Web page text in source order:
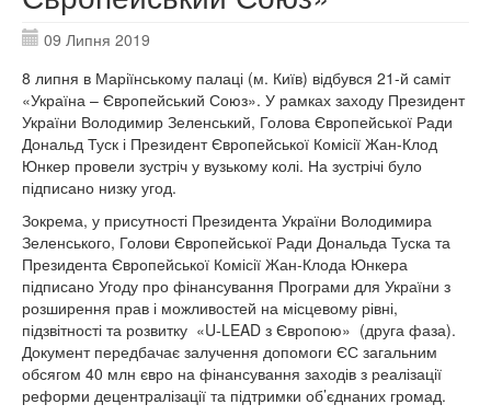
09 Липня 2019
8 липня в Маріїнському палаці (м. Київ) відбувся 21-й саміт
«Україна – Європейський Союз». У рамках заходу Президент
України Володимир Зеленський, Голова Європейської Ради
Дональд Туск і Президент Європейської Комісії Жан-Клод
Юнкер провели зустріч у вузькому колі. На зустрічі було
підписано низку угод.
Зокрема, у присутності Президента України Володимира
Зеленського, Голови Європейської Ради Дональда Туска та
Президента Європейської Комісії Жан-Клода Юнкера
підписано Угоду про фінансування Програми для України з
розширення прав і можливостей на місцевому рівні,
підзвітності та розвитку «U-LEAD з Європою» (друга фаза).
Документ передбачає залучення допомоги ЄС загальним
обсягом 40 млн євро на фінансування заходів з реалізації
реформи децентралізації та підтримки об’єднаних громад.